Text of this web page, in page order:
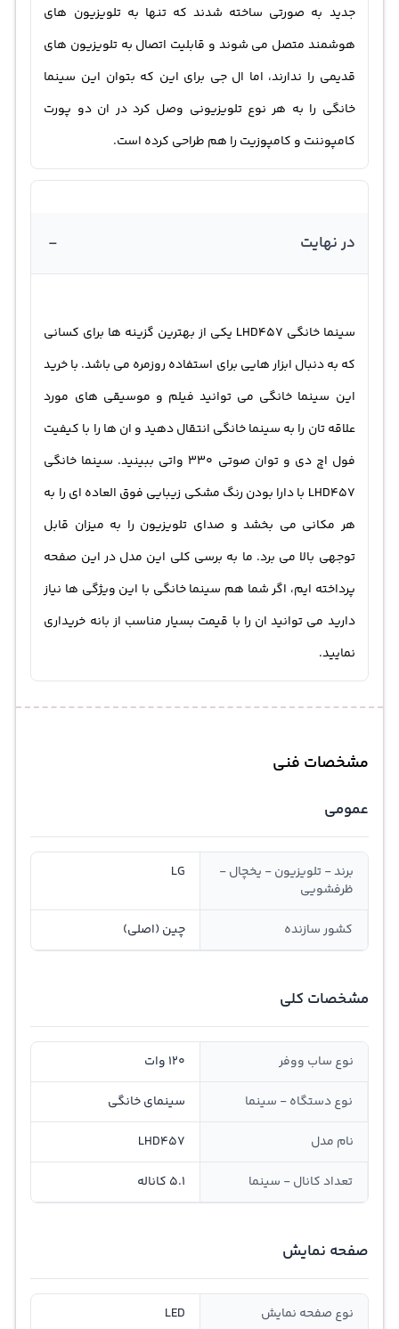
جدید به صورتی ساخته شدند که تنها به تلویزیون های
هوشمند متصل می شوند و قابلیت اتصال به تلویزیون های
قدیمی را ندارند، اما ال جی برای این که بتوان این سینما
خانگی را به هر نوع تلویزیونی وصل کرد در ان دو پورت
کامپوننت و کامپوزیت را هم طراحی کرده است.
در نهایت -
سینما خانگی LHD457 یکی از بهترین گزینه ها برای کسانی
که به دنبال ابزار هایی برای استفاده روزمره می باشد. با خرید
این سینما خانگی می توانید فیلم و موسیقی های مورد
علاقه تان را به سینما خانگی انتقال دهید و ان ها را با کیفیت
فول اچ دی و توان صوتی 330 واتی ببینید. سینما خانگی
LHD457 با دارا بودن رنگ مشکی زیبایی فوق العاده ای را به
هر مکانی می بخشد و صدای تلویزیون را به میزان قابل
توجهی بالا می برد. ما به برسی کلی این مدل در این صفحه
پرداخته ایم، اگر شما هم سینما خانگی با این ویژگی ها نیاز
دارید می توانید ان را با قیمت بسیار مناسب از بانه خریداری
نمایید.
مشخصات فنی
عمومی
برند - تلویزیون - یخچال -
ظرفشویی
LG
کشور سازنده چین (اصلی)
مشخصات کلی
نوع ساب ووفر 120 وات
نوع دستگاه - سینما سینمای خانگی
نام مدل LHD457
تعداد کانال - سینما 5.1 کاناله
صفحه نمایش
نوع صفحه نمایش LED